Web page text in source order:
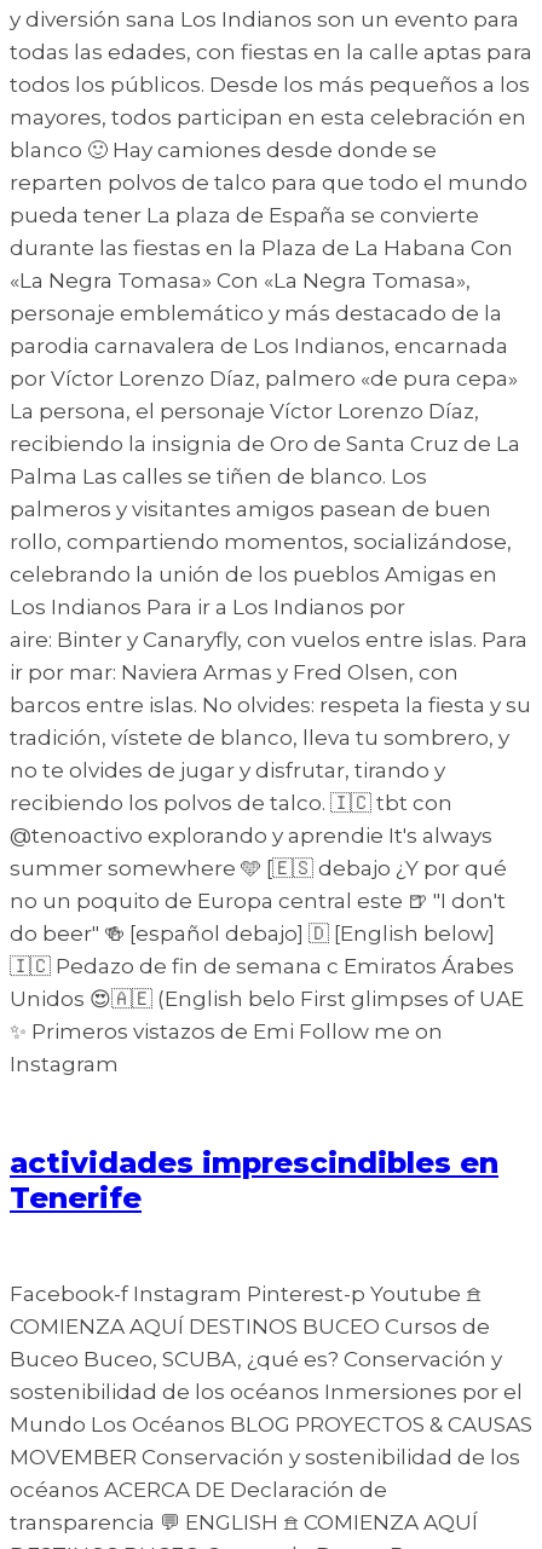
y diversión sana Los Indianos son un evento para
todas las edades, con fiestas en la calle aptas para
todos los públicos. Desde los más pequeños a los
mayores, todos participan en esta celebración en
blanco 🙂 Hay camiones desde donde se
reparten polvos de talco para que todo el mundo
pueda tener La plaza de España se convierte
durante las fiestas en la Plaza de La Habana Con
«La Negra Tomasa» Con «La Negra Tomasa»,
personaje emblemático y más destacado de la
parodia carnavalera de Los Indianos, encarnada
por Víctor Lorenzo Díaz, palmero «de pura cepa»
La persona, el personaje Víctor Lorenzo Díaz,
recibiendo la insignia de Oro de Santa Cruz de La
Palma Las calles se tiñen de blanco. Los
palmeros y visitantes amigos pasean de buen
rollo, compartiendo momentos, socializándose,
celebrando la unión de los pueblos Amigas en
Los Indianos Para ir a Los Indianos por
aire: Binter y Canaryfly, con vuelos entre islas. Para
ir por mar: Naviera Armas y Fred Olsen, con
barcos entre islas. No olvides: respeta la fiesta y su
tradición, vístete de blanco, lleva tu sombrero, y
no te olvides de jugar y disfrutar, tirando y
recibiendo los polvos de talco. 🇮🇨 tbt con
@tenoactivo explorando y aprendie It's always
summer somewhere 🩵 [🇪🇸 debajo ¿Y por qué
no un poquito de Europa central este 🍺 "I don't
do beer" 🍻 [español debajo] 🇩 [English below]
🇮🇨 Pedazo de fin de semana c Emiratos Árabes
Unidos 😍🇦🇪 (English belo First glimpses of UAE
✨ Primeros vistazos de Emi Follow me on
Instagram
actividades imprescindibles en
Tenerife
Facebook-f Instagram Pinterest-p Youtube 𖠿
COMIENZA AQUÍ DESTINOS BUCEO Cursos de
Buceo Buceo, SCUBA, ¿qué es? Conservación y
sostenibilidad de los océanos Inmersiones por el
Mundo Los Océanos BLOG PROYECTOS & CAUSAS
MOVEMBER Conservación y sostenibilidad de los
océanos ACERCA DE Declaración de
transparencia 💬 ENGLISH 𖠿 COMIENZA AQUÍ